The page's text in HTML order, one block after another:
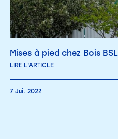
Mises à pied chez Bois BSL
LIRE L'ARTICLE
7 Jui. 2022